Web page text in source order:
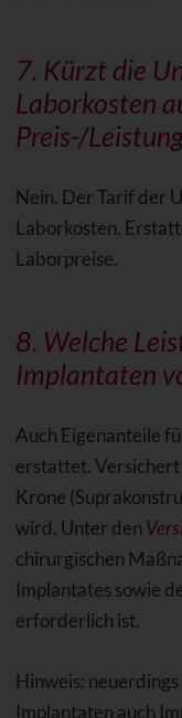
7. Kürzt die
Laborkosten
Preis-/
Nein. Der Tarif der
Laborkosten.
Laborpreise.
8. Welche
Implantaten
Auch Eigenanteile
erstattet. Versichert
Krone
wird. Unter den
chirurgischen
Implantates sowie
erforderlich ist.
Hinweis:
Implantaten auch